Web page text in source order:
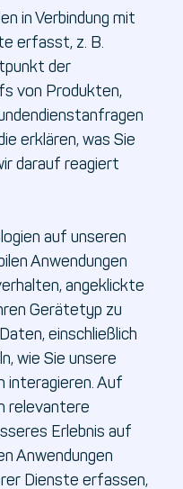
in Verbindung mit
erfasst, z. B.
der
von Produkten,
erklären, was Sie
darauf reagiert
auf unseren
Anwendungen
angeklickte
Gerätetyp zu
einschließlich
wie Sie unsere
interagieren. Auf
relevantere
Erlebnis auf
Anwendungen
Dienste erfassen,